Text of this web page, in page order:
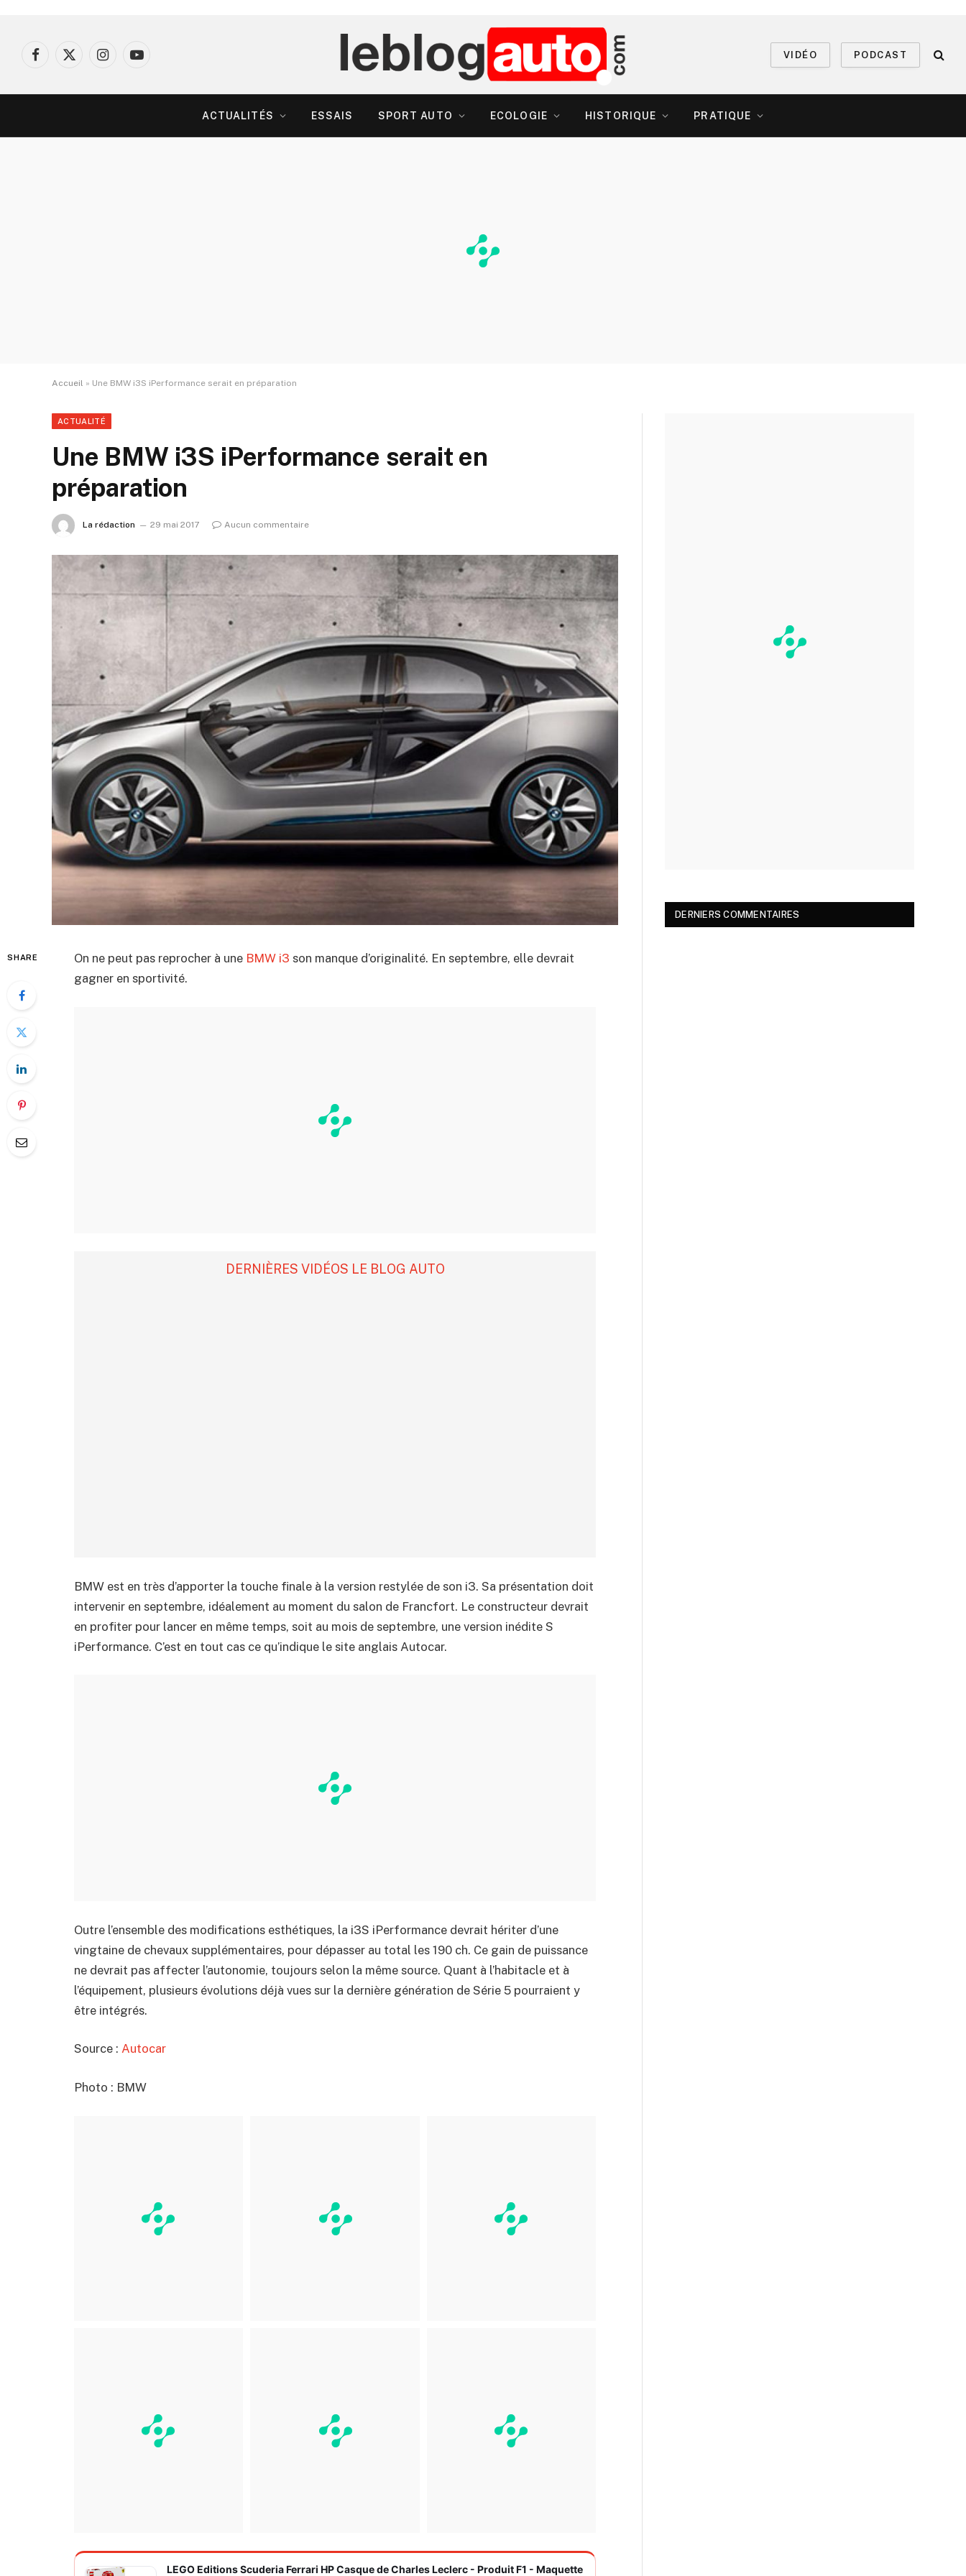
Facebook
X
InstagramYouTube
VIDÉO PODCAST
ACTUALITÉS ESSAIS SPORT AUTO ECOLOGIE HISTORIQUE PRATIQUE
Accueil » Une BMW i3S iPerformance serait en préparation
ACTUALITÉ
Une BMW i3S iPerformance serait en
préparation
La rédaction 29 mai 2017 Aucun commentaire
SHARE On ne peut pas reprocher à une BMW i3 son manque d’originalité. En septembre, elle devrait
gagner en sportivité.
DERNIÈRES VIDÉOS LE BLOG AUTO
BMW est en très d’apporter la touche finale à la version restylée de son i3. Sa présentation doit
intervenir en septembre, idéalement au moment du salon de Francfort. Le constructeur devrait
en profiter pour lancer en même temps, soit au mois de septembre, une version inédite S
iPerformance. C’est en tout cas ce qu’indique le site anglais Autocar.
Outre l’ensemble des modifications esthétiques, la i3S iPerformance devrait hériter d’une
vingtaine de chevaux supplémentaires, pour dépasser au total les 190 ch. Ce gain de puissance
ne devrait pas affecter l’autonomie, toujours selon la même source. Quant à l’habitacle et à
l’équipement, plusieurs évolutions déjà vues sur la dernière génération de Série 5 pourraient y
être intégrés.
Source : Autocar
Photo : BMW
LEGO Editions Scuderia Ferrari HP Casque de Charles Leclerc - Produit F1 - Maquette
DERNIERS COMMENTAIRES